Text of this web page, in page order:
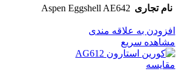
نام تجاری Aspen Eggshell AE642
افزودن به علاقه مندی
مشاهده سریع
مقایسه